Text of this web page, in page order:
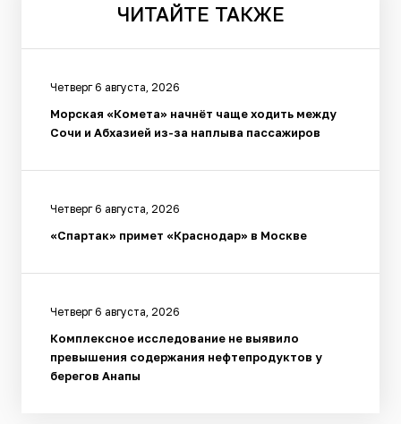
ЧИТАЙТЕ ТАКЖЕ
Четверг 6 августа, 2026
Морская «Комета» начнёт чаще ходить между
Сочи и Абхазией из-за наплыва пассажиров
Четверг 6 августа, 2026
«Спартак» примет «Краснодар» в Москве
Четверг 6 августа, 2026
Комплексное исследование не выявило
превышения содержания нефтепродуктов у
берегов Анапы